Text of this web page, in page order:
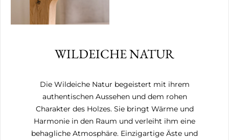
WILDEICHE NATUR
Die Wildeiche Natur begeistert mit ihrem
authentischen Aussehen und dem rohen
Charakter des Holzes. Sie bringt Wärme und
Harmonie in den Raum und verleiht ihm eine
behagliche Atmosphäre. Einzigartige Äste und